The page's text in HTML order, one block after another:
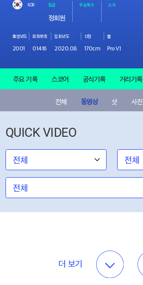
KOR 등급
정회원
우승횟수 소속
출생년도
2001
회원번호
01416
입회년도
2020.08
신장
170cm
볼
Pro V1
주요 기록 스코어 공식기록 거리기록
전체 동영상 샷 사진
QUICK VIDEO
더 보기